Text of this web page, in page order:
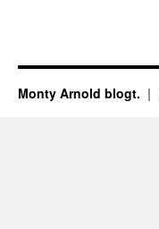
Monty Arnold blogt.